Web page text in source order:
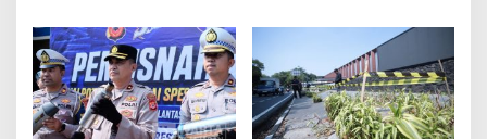
Kota Cimahi
Cimahi Lakukan